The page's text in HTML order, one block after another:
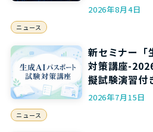
2026年8月4日
ニュース
新セミナー「
対策講座-
擬試験演習付
2026年7月15日
ニュース